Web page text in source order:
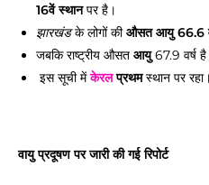
16वें स्थानपर है।
झारखंडके लोगों कीऔसत आयु 66.6
जबकि राष्ट्रीय औसत आयु 67.9 वर्ष
इस सूची मेंकेरलप्रथमस्थान पर
वायु प्रदूषण पर जारी की गई रिपोर्ट